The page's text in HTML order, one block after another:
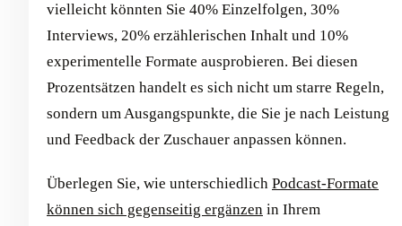
vielleicht könnten Sie 40% Einzelfolgen, 30%
Interviews, 20% erzählerischen Inhalt und 10%
experimentelle Formate ausprobieren. Bei diesen
Prozentsätzen handelt es sich nicht um starre Regeln,
sondern um Ausgangspunkte, die Sie je nach Leistung
und Feedback der Zuschauer anpassen können.
Überlegen Sie, wie unterschiedlich Podcast-Formate
können sich gegenseitig ergänzen in Ihrem